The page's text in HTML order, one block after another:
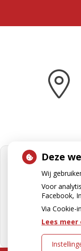
Deze
Wij
Voor
Facebook,
Via Cookie-
Lees meer